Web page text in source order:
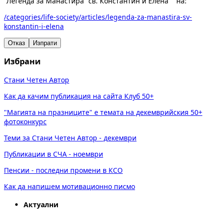
/categories/life-society/articles/legenda-za-manastira-sv-
konstantin-i-elena
Отказ Изпрати
Избрани
Стани Четен Автор
Как да качим публикация на сайта Клуб 50+
"Магията на празниците" е темата на декемврийския 50+
фотоконкурс
Теми за Стани Четен Автор - декември
Публикации в СЧА - ноември
Пенсии - последни промени в КСО
Как да напишем мотивационно писмо
Актуални